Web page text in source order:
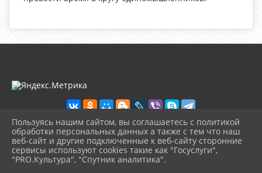
2026 г. kultura-uvat.ru
Вход
Карта сайта
Пользуясь нашим сайтом, вы соглашаетесь с политикой
обработки персональных данных а также с тем что наш
веб-сайт и другие подключенные к веб-сайту сторонние
сервисы используют cookies такие как "Госуслуги",
"PRO.Культура", "Спутник аналитика".